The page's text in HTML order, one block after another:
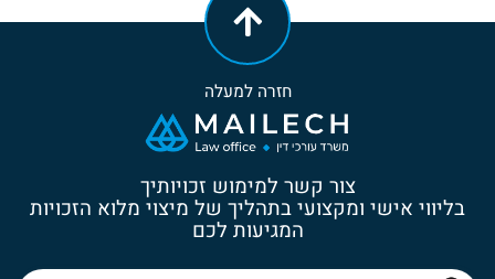
חזרה למעלה
צור קשר למימוש זכויותיך
בליווי אישי ומקצועי בתהליך של מיצוי מלוא הזכויות
המגיעות לכם